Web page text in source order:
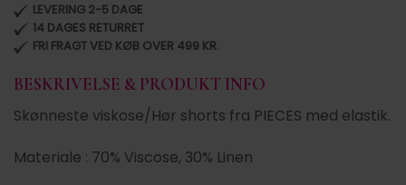
LEVERING 2-5 DAGE
14 DAGES RETURRET
FRI FRAGT VED KØB OVER 499 KR.
BESKRIVELSE & PRODUKT INFO
Skønneste viskose/Hør shorts fra PIECES med elastik.
Materiale : 70% Viscose, 30% Linen